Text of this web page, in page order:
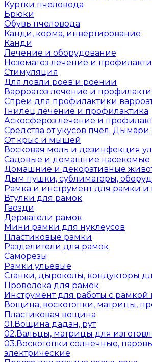
Куртки пчеловода
Брюки
Обувь пчеловода
Канди, корма, инвертирование
Канди
Лечение и оборудование
Нозематоз лечение и
Стимуляция
Для ловли роёв и роении
Варроатоз лечение и
Спреи для профилактики
Гнилец лечение и профилактика
Аскосфероз лечение и
Средства от укусов пчел.
От крыс и мышей
Восковая моль и дезинфекция
Садовые и домашние насекомые
Домашние и декоративные
Дым пушки, сублиматоры,
Рамка и инструмент для рамки
Втулки для рамок
Гвозди
Держатели рамок
Мини рамки для нуклеусов
Пластиковые рамки
Разделители для рамок
Саморезы
Рамки ульевые
Станки, дыроколы, кондукторы
Проволока для рамок
Инструмент для работы с
Вощина, воскотопки, матрицы,
Пластиковая вощина
01.Вощина дадан, рут
02.Вальцы, матрицы для
03.Воскотопки солнечные,
электрические